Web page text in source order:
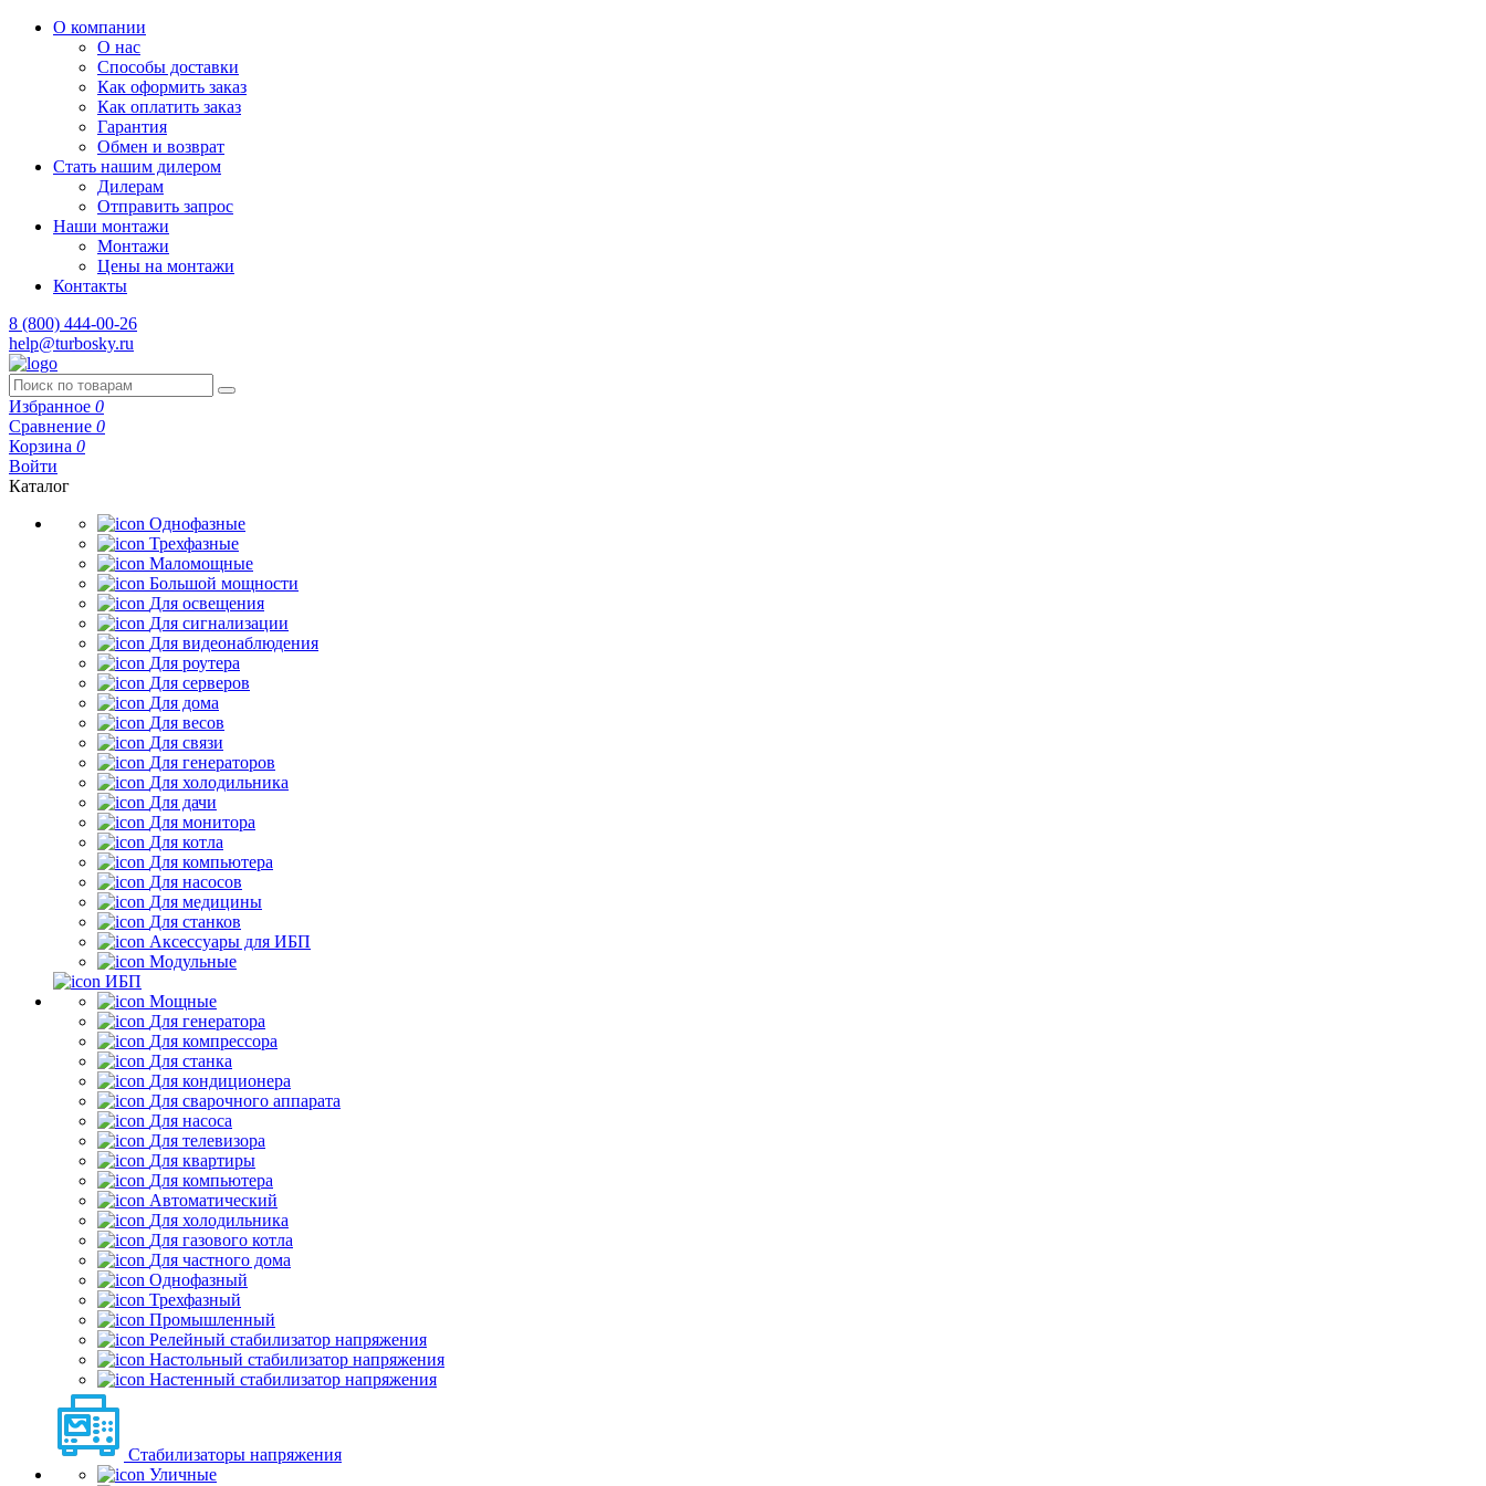
О компании
О нас
Способы доставки
Как оформить заказ
Как оплатить заказ
Гарантия
Обмен и возврат
Стать нашим дилером
Дилерам
Отправить запрос
Наши монтажи
Монтажи
Цены на монтажи
Контакты
8 (800) 444-00-26
help@turbosky.ru
Избранное 0
Сравнение 0
Корзина 0
Войти
Каталог
Однофазные
Трехфазные
Маломощные
Большой мощности
Для освещения
Для сигнализации
Для видеонаблюдения
Для роутера
Для серверов
Для дома
Для весов
Для связи
Для генераторов
Для холодильника
Для дачи
Для монитора
Для котла
Для компьютера
Для насосов
Для медицины
Для станков
Аксессуары для ИБП
Модульные
ИБП
Мощные
Для генератора
Для компрессора
Для станка
Для кондиционера
Для сварочного аппарата
Для насоса
Для телевизора
Для квартиры
Для компьютера
Автоматический
Для холодильника
Для газового котла
Для частного дома
Однофазный
Трехфазный
Промышленный
Релейный стабилизатор напряжения
Настольный стабилизатор напряжения
Настенный стабилизатор напряжения
Стабилизаторы напряжения
Уличные